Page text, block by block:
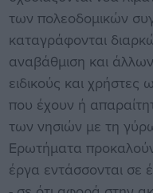
των πολεοδομικών
καταγράφονται
αναβάθμιση και
ειδικούς και χρήστες
που έχουν ή
των νησιών με τη
Ερωτήματα
έργα εντάσσονται σε